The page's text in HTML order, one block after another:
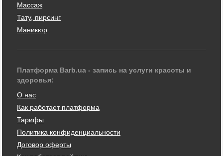
Массаж
Тату, пирсинг
Маникюр
Платформа Barb.ua - запись на услуги красоты и
здоровья:
О нас
Как работает платформа
Тарифы
Политика конфиденциальности
Договор оферты